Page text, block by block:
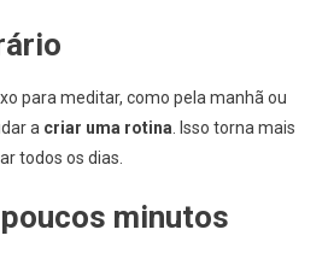
para meditar, como pela manhã ou
a criar uma rotina . Isso torna mais
todos os dias.
minutos